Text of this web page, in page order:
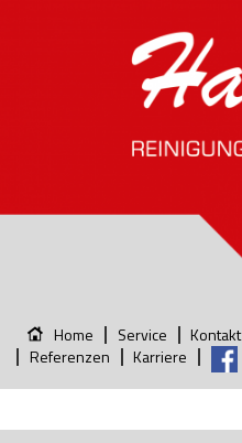
Home Service Kontakt
Referenzen
Karriere